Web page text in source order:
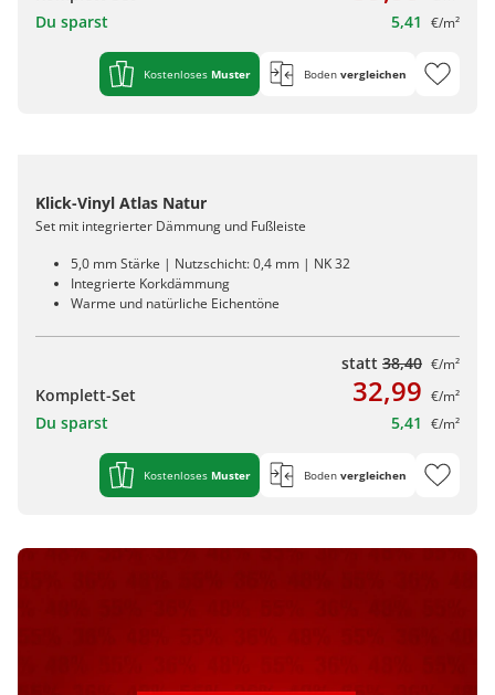
Du sparst 5,41 €/m²
Kostenloses Muster Boden vergleichen
Klick-Vinyl Atlas Natur
Set mit integrierter Dämmung und Fußleiste
5,0 mm Stärke | Nutzschicht: 0,4 mm | NK 32
Integrierte Korkdämmung
Warme und natürliche Eichentöne
statt 38,40 €/m²
Komplett-Set 32,99 €/m²
Du sparst 5,41 €/m²
Kostenloses Muster Boden vergleichen